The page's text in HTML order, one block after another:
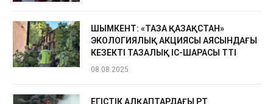
ШЫМКЕНТ: «ТАЗА ҚАЗАҚСТАН»
ЭКОЛОГИЯЛЫҚ АКЦИЯСЫ АЯСЫНДАҒЫ
КЕЗЕКТІ ТАЗАЛЫҚ ІС-ШАРАСЫ ӨТТІ
08.08.2025
ЕГІСТІК АЛҚАПТАРДАҒЫ ӨРТ